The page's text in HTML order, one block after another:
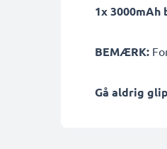
1x
BEMÆRK:
Gå aldrig